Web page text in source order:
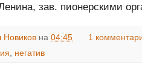
зав. пионерскими
Новиков на 04:45
1
, негатив